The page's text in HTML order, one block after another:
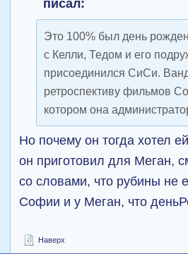
писал:
Это 100% был день
с Келли, Тедом и его
присоединился СиСи.
ретроспективу фильмов
котором она
Но почему он тогда хотел
он приготовил для Меган,
со словами, что рубины
Софии и у Меган, что
Наверх